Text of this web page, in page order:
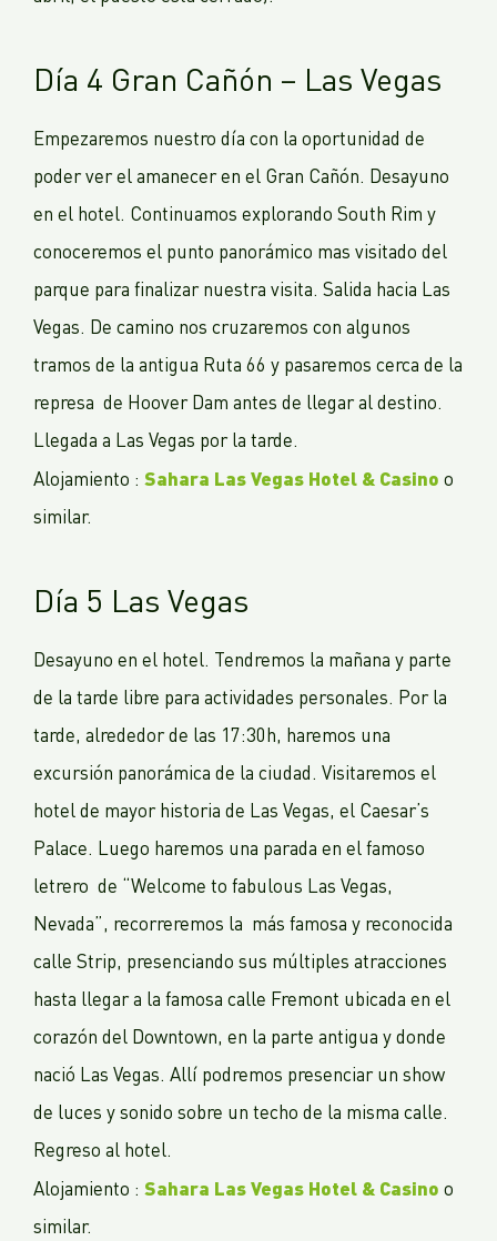
Día 4 Gran Cañón – Las Vegas
Empezaremos nuestro día con la oportunidad de
poder ver el amanecer en el Gran Cañón. Desayuno
en el hotel. Continuamos explorando South Rim y
conoceremos el punto panorámico mas visitado del
parque para finalizar nuestra visita. Salida hacia Las
Vegas. De camino nos cruzaremos con algunos
tramos de la antigua Ruta 66 y pasaremos cerca de la
represa de Hoover Dam antes de llegar al destino.
Llegada a Las Vegas por la tarde.
Alojamiento : Sahara Las Vegas Hotel & Casino o
similar.
Día 5 Las Vegas
Desayuno en el hotel. Tendremos la mañana y parte
de la tarde libre para actividades personales. Por la
tarde, alrededor de las 17:30h, haremos una
excursión panorámica de la ciudad. Visitaremos el
hotel de mayor historia de Las Vegas, el Caesar’s
Palace. Luego haremos una parada en el famoso
letrero de “Welcome to fabulous Las Vegas,
Nevada”, recorreremos la más famosa y reconocida
calle Strip, presenciando sus múltiples atracciones
hasta llegar a la famosa calle Fremont ubicada en el
corazón del Downtown, en la parte antigua y donde
nació Las Vegas. Allí podremos presenciar un show
de luces y sonido sobre un techo de la misma calle.
Regreso al hotel.
Alojamiento : Sahara Las Vegas Hotel & Casino o
similar.